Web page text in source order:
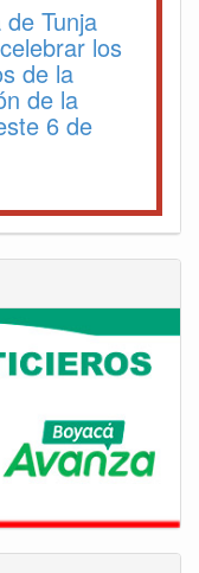
Tunja
los
de la
de la
6 de